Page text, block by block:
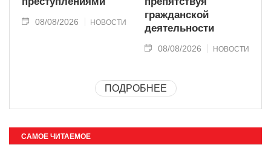
08/08/2026 НОВОСТИ
гражданской
деятельности
08/08/2026 НОВОСТИ
ПОДРОБНЕЕ
САМОЕ ЧИТАЕМОЕ